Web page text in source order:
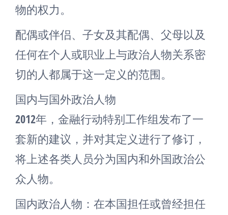
物的权力。
配偶或伴侣、子女及其配偶、父母以及
任何在个人或职业上与政治人物关系密
切的人都属于这一定义的范围。
国内与国外政治人物
2012年，金融行动特别工作组发布了一
套新的建议，并对其定义进行了修订，
将上述各类人员分为国内和外国政治公
众人物。
国内政治人物：在本国担任或曾经担任